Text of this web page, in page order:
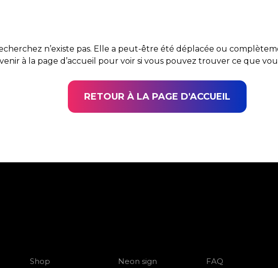
n’existe pas. Elle a peut-être été déplacée ou
à la page d’accueil pour voir si vous pouvez trouver ce que
RETOUR À LA PAGE D'ACCUEIL
Shop
Neon sign
FAQ